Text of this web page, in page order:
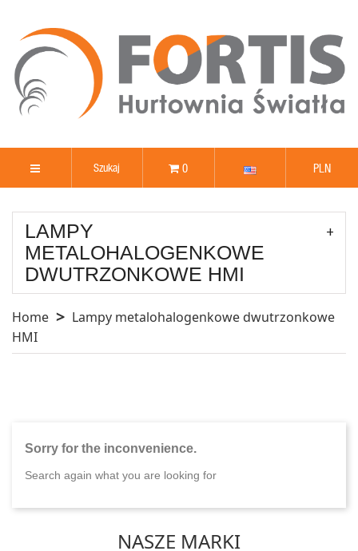
0 PLN
LAMPY
METALOHALOGENKOWE
DWUTRZONKOWE HMI
Home
Lampy metalohalogenkowe dwutrzonkowe
HMI
Sorry for the inconvenience.
Search again what you are looking for
NASZE MARKI